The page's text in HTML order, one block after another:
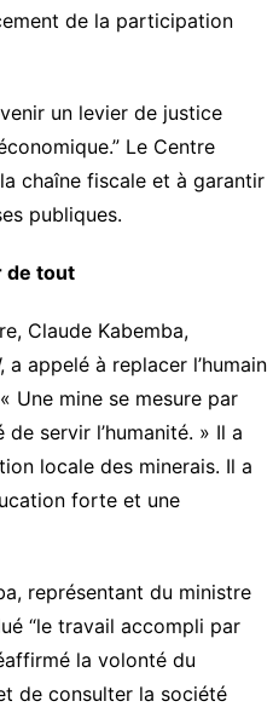
de la participation
un levier de justice
Le Centre
chaîne fiscale et à garantir
publiques.
de tout
Claude Kabemba,
appelé à replacer l’humain
Une mine se mesure par
servir l’humanité. » Il a
locale des minerais. Il a
forte et une
représentant du ministre
“le travail accompli par
la volonté du
de consulter la société